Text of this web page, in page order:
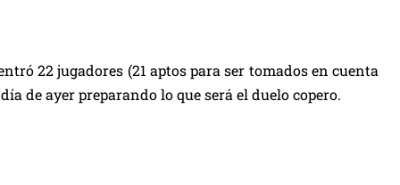
22 jugadores (21 aptos para ser tomados en cuenta
de ayer preparando lo que será el duelo copero.